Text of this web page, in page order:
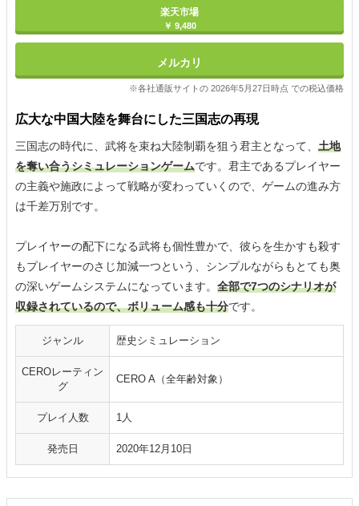
楽天市場
￥ 9,480
メルカリ
※各社通販サイトの 2026年5月27日時点 での税込価格
広大な中国大陸を舞台にした三国志の再現
三国志の時代に、武将を束ね大陸制覇を狙う君主となって、 土地
を奪い合うシミュレーションゲームです。君主であるプレイヤー
の主義や施政によって戦略が変わっていくので、ゲームの進み方
は千差万別です。
プレイヤーの配下になる武将も個性豊かで、彼らを生かすも殺す
もプレイヤーのさじ加減一つという、シンプルながらもとても奥
の深いゲームシステムになっています。 全部で7つのシナリオが
収録されているので、ボリューム感も十分です。
ジャンル 歴史シミュレーション
CEROレーティン
グ
CERO A（全年齢対象）
プレイ人数 1人
発売日 2020年12月10日